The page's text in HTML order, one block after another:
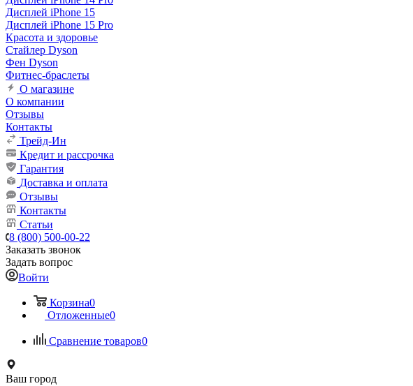
Дисплей iPhone 15
Дисплей iPhone 15 Pro
Красота и здоровье
Стайлер Dyson
Фен Dyson
Фитнес-браслеты
О магазине
О компании
Отзывы
Контакты
Трейд-Ин
Кредит и рассрочка
Гарантия
Доставка и оплата
Отзывы
Контакты
Статьи
8 (800) 500-00-22
Заказать звонок
Задать вопрос
Войти
Корзина0
Отложенные0
Сравнение товаров0
Ваш город